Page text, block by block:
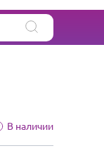
В наличии